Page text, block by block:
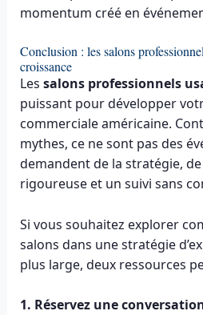
momentum créé en
Conclusion : les salons
croissance
Les salons professionnels
puissant pour développer
commerciale américaine.
mythes, ce ne sont pas des
demandent de la stratégie,
rigoureuse et un suivi sans
Si vous souhaitez explorer
salons dans une stratégie
plus large, deux ressources
1. Réservez une